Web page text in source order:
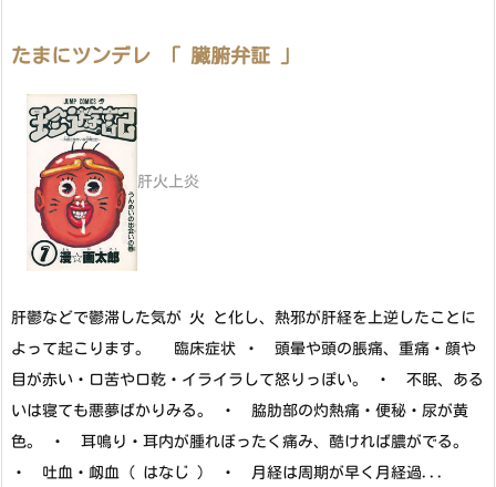
たまにツンデレ 「 臓腑弁証 」
肝火上炎
肝鬱などで鬱滞した気が 火 と化し、熱邪が肝経を上逆したことに
よって起こります。 臨床症状 ・ 頭暈や頭の脹痛、重痛・顔や
目が赤い・口苦や口乾・イライラして怒りっぽい。 ・ 不眠、ある
いは寝ても悪夢ばかりみる。 ・ 脇肋部の灼熱痛・便秘・尿が黄
色。 ・ 耳鳴り・耳内が腫れぼったく痛み、酷ければ膿がでる。
・ 吐血・衂血（ はなじ ） ・ 月経は周期が早く月経過...